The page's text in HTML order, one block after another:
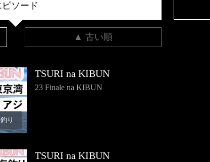
ピソード
▲ 古い順
り
TSURI na KIBUN
23 Finale na KIBUN
TSURI na KIBUN